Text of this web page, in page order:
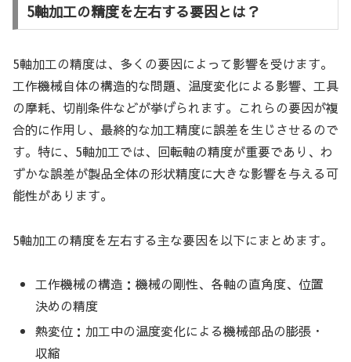
5軸加工の精度を左右する要因とは？
5軸加工の精度は、多くの要因によって影響を受けます。
工作機械自体の構造的な問題、温度変化による影響、工具
の摩耗、切削条件などが挙げられます。これらの要因が複
合的に作用し、最終的な加工精度に誤差を生じさせるので
す。特に、5軸加工では、回転軸の精度が重要であり、わ
ずかな誤差が製品全体の形状精度に大きな影響を与える可
能性があります。
5軸加工の精度を左右する主な要因を以下にまとめます。
工作機械の構造：機械の剛性、各軸の直角度、位置
決めの精度
熱変位：加工中の温度変化による機械部品の膨張・
収縮